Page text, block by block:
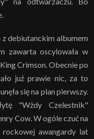
debiutanckim albumem
zawarta oscylowała w
Crimson. Obecnie po
już prawie nic, za to
się na plan pierwszy.
"Wżdy Czelestnik"
Cow. W ogóle czuć na
awangardy lat